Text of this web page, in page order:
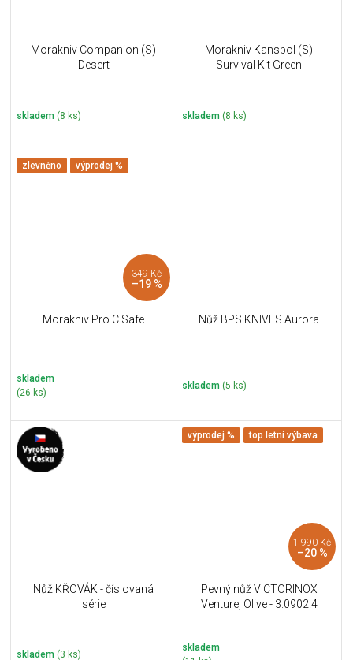
Morakniv Companion (S)
Desert
skladem (8 ks)
Morakniv Kansbol (S)
Survival Kit Green
skladem (8 ks)
zlevněno výprodej %
349 Kč
–19 %
Morakniv Pro C Safe
skladem
(26 ks)
Nůž BPS KNIVES Aurora
skladem (5 ks)
Nůž KŘOVÁK - číslovaná
série
skladem (3 ks)
výprodej % top letní výbava
1 990 Kč
–20 %
Pevný nůž VICTORINOX
Venture, Olive - 3.0902.4
skladem